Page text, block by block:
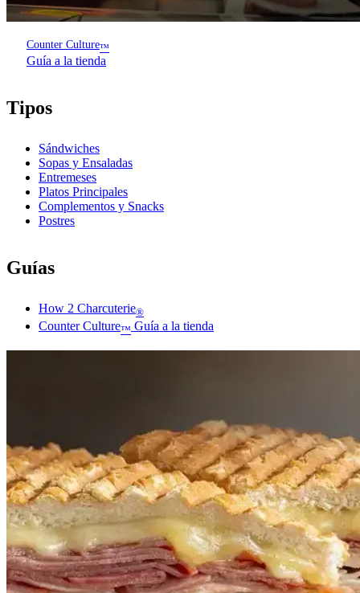
Counter Culture™
Guía a la tienda
Tipos
Sándwiches
Sopas y Ensaladas
Entremeses
Platos Principales
Complementos y Snacks
Postres
Guías
How 2 Charcuterie®
Counter Culture™ Guía a la tienda